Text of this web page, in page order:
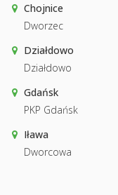
Chojnice
Dworzec
Działdowo
Działdowo
Gdańsk
PKP Gdańsk
Iława
Dworcowa